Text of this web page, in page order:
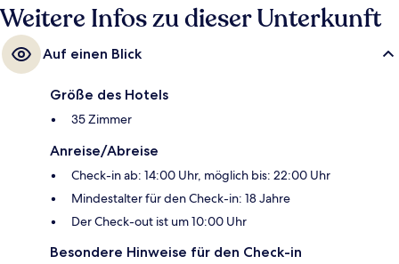
Weitere Infos zu dieser Unterkunft
Auf einen Blick
Größe des Hotels
35 Zimmer
Anreise/Abreise
Check-in ab: 14:00 Uhr, möglich bis: 22:00 Uhr
Mindestalter für den Check-in: 18 Jahre
Der Check-out ist um 10:00 Uhr
Besondere Hinweise für den Check-in